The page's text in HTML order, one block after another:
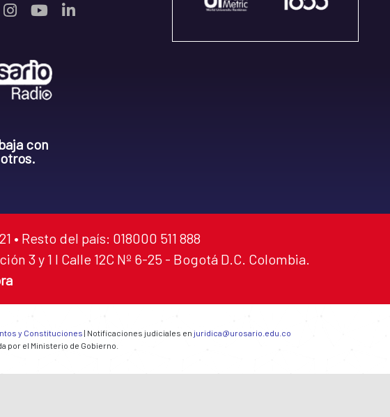
con
• Resto del país: 018000 511 888
3 y 1 I Calle 12C Nº 6-25 - Bogotá D.C. Colombia.
y Constituciones | Notificaciones judiciales en juridica@urosario.edu.co
por el Ministerio de Gobierno.